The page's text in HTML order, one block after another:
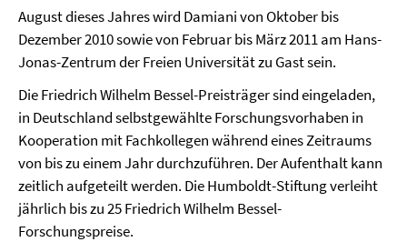
August dieses Jahres wird Damiani von Oktober bis
Dezember 2010 sowie von Februar bis März 2011 am Hans-
Jonas-Zentrum der Freien Universität zu Gast sein.
Die Friedrich Wilhelm Bessel-Preisträger sind eingeladen,
in Deutschland selbstgewählte Forschungsvorhaben in
Kooperation mit Fachkollegen während eines Zeitraums
von bis zu einem Jahr durchzuführen. Der Aufenthalt kann
zeitlich aufgeteilt werden. Die Humboldt-Stiftung verleiht
jährlich bis zu 25 Friedrich Wilhelm Bessel-
Forschungspreise.